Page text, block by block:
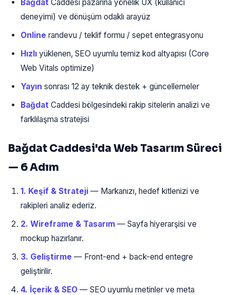
Bağdat Caddesi pazarına yönelik UX (kullanıcı
deneyimi) ve dönüşüm odaklı arayüz
Online randevu / teklif formu / sepet entegrasyonu
Hızlı yüklenen, SEO uyumlu temiz kod altyapısı (Core
Web Vitals optimize)
Yayın sonrası 12 ay teknik destek + güncellemeler
Bağdat Caddesi bölgesindeki rakip sitelerin analizi ve
farklılaşma stratejisi
Bağdat Caddesi'da Web Tasarım Süreci
— 6 Adım
1. Keşif & Strateji — Markanızı, hedef kitlenizi ve
rakipleri analiz ederiz.
2. Wireframe & Tasarım — Sayfa hiyerarşisi ve
mockup hazırlanır.
3. Geliştirme — Front-end + back-end entegre
geliştirilir.
4. İçerik & SEO — SEO uyumlu metinler ve meta